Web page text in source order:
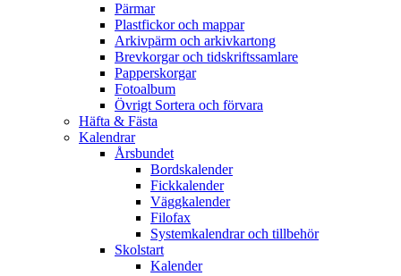
Pärmar
Plastfickor och mappar
Arkivpärm och arkivkartong
Brevkorgar och tidskriftssamlare
Papperskorgar
Fotoalbum
Övrigt Sortera och förvara
Häfta & Fästa
Kalendrar
Årsbundet
Bordskalender
Fickkalender
Väggkalender
Filofax
Systemkalendrar och tillbehör
Skolstart
Kalender